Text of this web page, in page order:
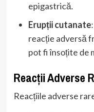
epigastrică.
Erupții cutanate
reacție adversă
pot fi însoțite de
Reacții Adverse
Reacțiile adverse